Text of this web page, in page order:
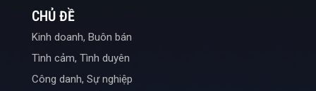
CHỦ ĐỀ
Kinh doanh, Buôn bán
Tình cảm, Tình duyên
Công danh, Sự nghiệp